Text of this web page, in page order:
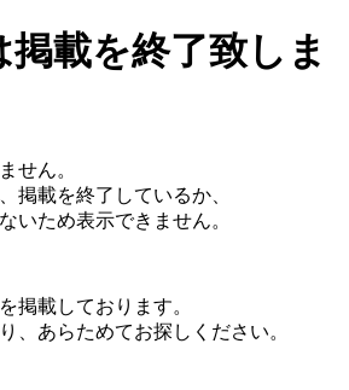
掲載を終了致しま
せん。
掲載を終了しているか、
いため表示できません。
掲載しております。
、あらためてお探しください。